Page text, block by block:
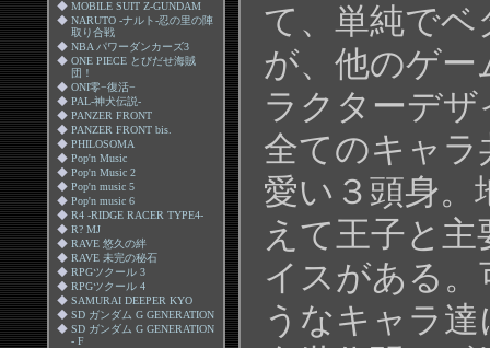
◆ MOBILE SUIT Z-GUNDAM
◆ NARUTO -ナルト-忍の里の陣
取り合戦
◆ NBA パワーダンカーズ3
◆ ONE PIECE とびだせ海賊
団！
◆ ONI零−復活−
◆ PAL-神犬伝説-
◆ PANZER FRONT
◆ PANZER FRONT bis.
◆ PHILOSOMA
◆ Pop'n Music
◆ Pop'n Music 2
◆ Pop'n music 5
◆ Pop'n music 6
◆ R4 -RIDGE RACER TYPE4-
◆ R? MJ
◆ RAVE 悠久の絆
◆ RAVE 未完の秘石
◆ RPGツクール 3
◆ RPGツクール 4
◆ SAMURAI DEEPER KYO
◆ SD ガンダム G GENERATION
◆ SD ガンダム G GENERATION
- F
て、単純でベ
が、他のゲ
ラクターデ
全てのキャ
愛い３頭身。
えて王子と
イスがある
うなキャラ